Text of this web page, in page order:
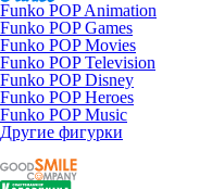
Funko POP Animation
Funko POP Games
Funko POP Movies
Funko POP Television
Funko POP Disney
Funko POP Heroes
Funko POP Music
Другие фигурки